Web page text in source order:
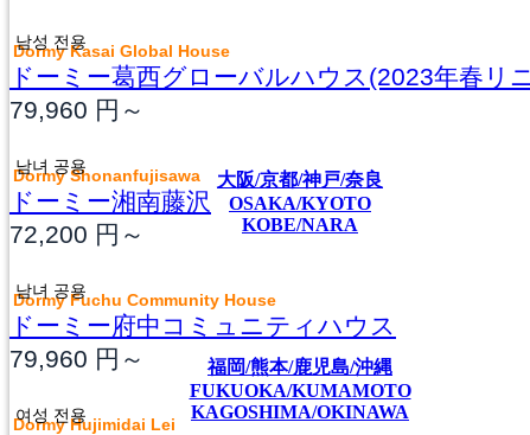
大阪/京都/神戸/奈良
OSAKA/KYOTO
KOBE/NARA
福岡/熊本/鹿児島/沖縄
FUKUOKA/KUMAMOTO
KAGOSHIMA/OKINAWA
남성 전용
Dormy Kasai Global House
ドーミー葛西グローバルハウス(2023年春リ
79,960 円～
남녀 공용
Dormy Shonanfujisawa
ドーミー湘南藤沢
72,200 円～
남녀 공용
Dormy Fuchu Community House
ドーミー府中コミュニティハウス
79,960 円～
여성 전용
Dormy Hujimidai Lei